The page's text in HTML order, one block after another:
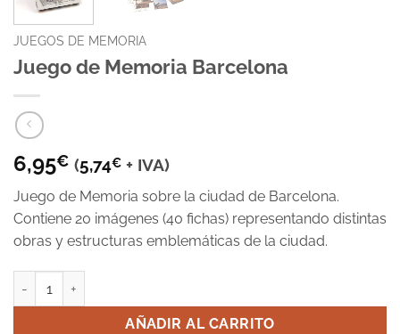
JUEGOS DE MEMORIA
Juego de Memoria Barcelona
6,95€ (5,74€ + IVA)
Juego de Memoria sobre la ciudad de Barcelona.
Contiene 20 imágenes (40 fichas) representando distintas
obras y estructuras emblemáticas de la ciudad.
AÑADIR AL CARRITO